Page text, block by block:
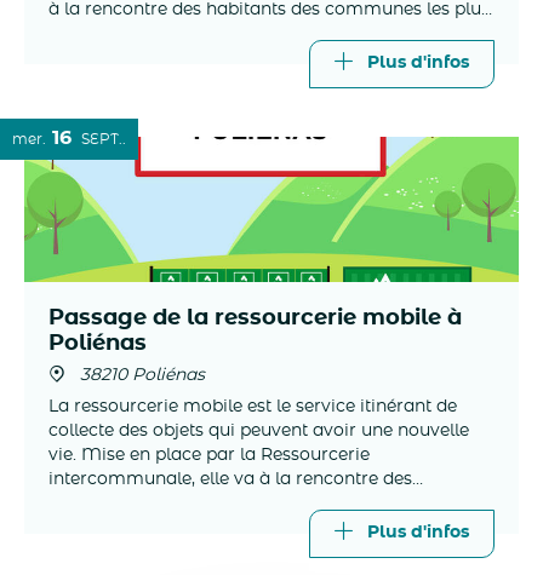
à la rencontre des habitants des communes les plus
Plus d'infos
mer. 16 SEPT.
Passage de la ressourcerie mobile à
Poliénas
38210 Poliénas
La ressourcerie mobile est le service itinérant de
collecte des objets qui peuvent avoir une nouvelle
vie. Mise en place par la Ressourcerie
intercommunale, elle va à la rencontre des
Plus d'infos